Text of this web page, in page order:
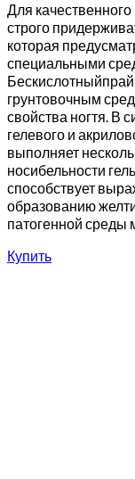
Для
строго
которая
специальными
грунтовочным
свойства ногтя. В
гелевого и
выполняет
носибельности
способствует
образованию
патогенной среды
Купить